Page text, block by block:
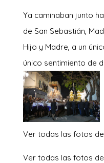
Ya caminaban junto
de San Sebastián,
Hijo y Madre, a un
único sentimiento de
Ver todas las fotos
Ver todas las fotos